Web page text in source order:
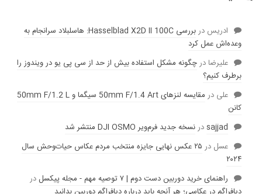
ادریس در
بررسی Hasselblad X2D II 100C: هاسلبلاد سرانجام به
وعده‌‌اش عمل کرد
عليرضادرچگونه مشکل استفاده بیش از حد از سی پی یو در ویندوز را
برطرف کنیم؟
علی در
مقایسه لنز‌های 50mm F/1.4 Art سیگما و 50mm F/1.2 L
کانن
sajjadدرنسخه جدید فرم‌ویر DJI OSMO منتشر شد
عسل در
۲۵ عکس نهایی جایزه منتخب مردم عکاس حیات‌وحش سال
۲۰۲۴
راهنمای خرید دوربین دست دوم | ۷ توصیه مهم - مجله پیکسل
در